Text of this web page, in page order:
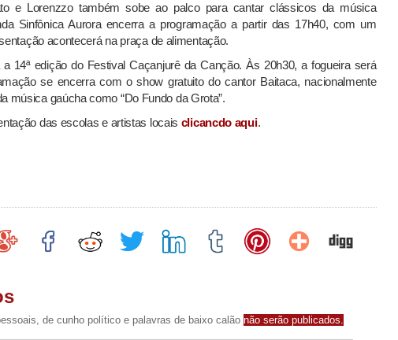
e Lorenzzo também sobe ao palco para cantar clássicos da música
Sinfônica Aurora encerra a programação a partir das 17h40, com um
acontecerá na praça de alimentação.
14ª edição do Festival Caçanjurê da Canção. Às 20h30, a fogueira será
se encerra com o show gratuito do cantor Baitaca, nacionalmente
música gaúcha como “Do Fundo da Grota”.
das escolas e artistas locais clicancdo aqui.
de cunho político e palavras de baixo calão não serão publicados.